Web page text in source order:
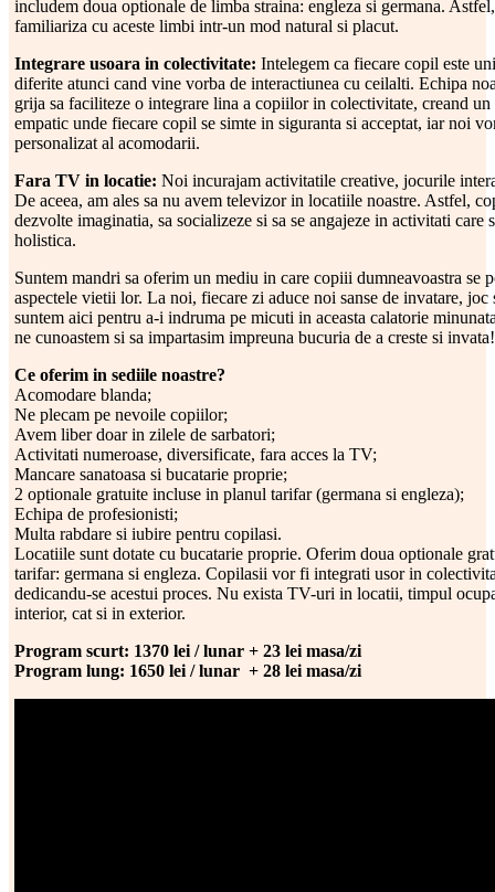
includem doua optionale de limba straina: engleza si germana.
familiariza cu aceste limbi intr-un mod natural si placut.
Integrare usoara in colectivitate: Intelegem ca fiecare copil este
diferite atunci cand vine vorba de interactiunea cu ceilalti. Echipa
grija sa faciliteze o integrare lina a copiilor in colectivitate, creand un
empatic unde fiecare copil se simte in siguranta si acceptat, iar noi
personalizat al acomodarii.
Fara TV in locatie: Noi incurajam activitatile creative, jocurile
De aceea, am ales sa nu avem televizor in locatiile noastre. Astfel,
dezvolte imaginatia, sa socializeze si sa se angajeze in activitati care
holistica.
Suntem mandri sa oferim un mediu in care copiii dumneavoastra se
aspectele vietii lor. La noi, fiecare zi aduce noi sanse de invatare, joc
suntem aici pentru a-i indruma pe micuti in aceasta calatorie
ne cunoastem si sa impartasim impreuna bucuria de a creste si invata!
Ce oferim in sediile noastre?
Acomodare blanda;
Ne plecam pe nevoile copiilor;
Avem liber doar in zilele de sarbatori;
Activitati numeroase, diversificate, fara acces la TV;
Mancare sanatoasa si bucatarie proprie;
2 optionale gratuite incluse in planul tarifar (germana si engleza);
Echipa de profesionisti;
Multa rabdare si iubire pentru copilasi.
Locatiile sunt dotate cu bucatarie proprie. Oferim doua optionale
tarifar: germana si engleza. Copilasii vor fi integrati usor in
dedicandu-se acestui proces. Nu exista TV-uri in locatii, timpul
interior, cat si in exterior.
Program scurt: 1370 lei / lunar + 23 lei masa/zi
Program lung: 1650 lei / lunar + 28 lei masa/zi